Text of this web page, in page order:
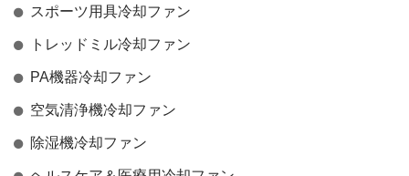
スポーツ用具冷却ファン
トレッドミル冷却ファン
PA機器冷却ファン
空気清浄機冷却ファン
除湿機冷却ファン